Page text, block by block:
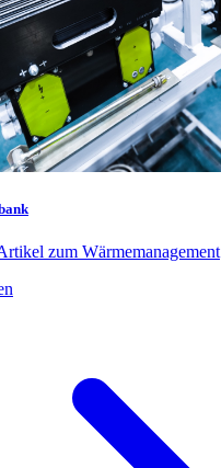
zum Wärmemanagement